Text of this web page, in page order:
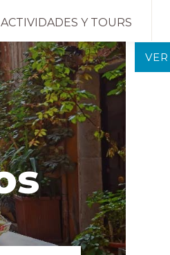
ACTIVIDADES Y TOURS